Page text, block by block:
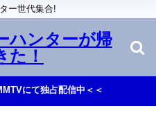
ー世代集合!
ハンターが帰
た！
にて独占配信中＜＜